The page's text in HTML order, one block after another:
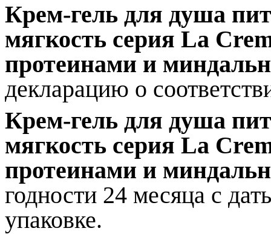
Крем-гель для душа
мягкость серия La
протеинами и
декларацию о
Крем-гель для душа
мягкость серия La
протеинами и
годности 24 месяца с
упаковке.